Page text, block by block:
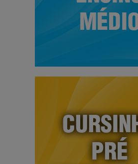
Ensino Médio
Preparatório para Exames
Ensino Médio
+